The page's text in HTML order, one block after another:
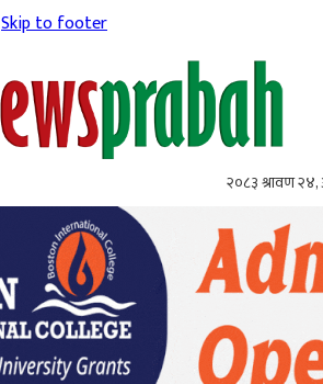
Skip to footer
२०८३ श्रावण